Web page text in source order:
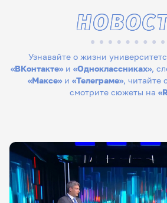
Узнавайте о жизни
«ВКонтакте»и «Одноклассниках»,
«Максе» и «Телеграме», читайте
смотрите сюжеты на